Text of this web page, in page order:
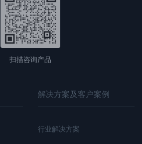
扫描咨询产品
解决方案及客户案例
行业解决方案